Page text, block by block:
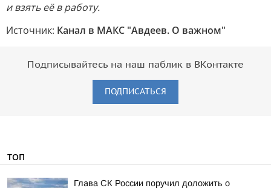
и взять её в работу.
Источник: Канал в МАКС "Авдеев. О важном"
Подписывайтесь на наш паблик в ВКонтакте
ПОДПИСАТЬСЯ
ТОП
Глава СК России поручил доложить о